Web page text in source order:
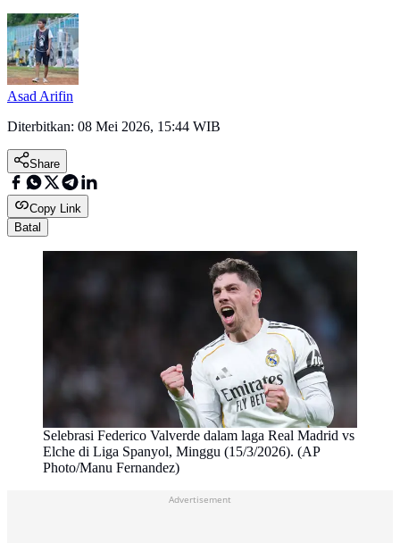
Asad Arifin
Diterbitkan: 08 Mei 2026, 15:44 WIB
Share
Copy Link
Batal
Selebrasi Federico Valverde dalam laga Real Madrid vs
Elche di Liga Spanyol, Minggu (15/3/2026). (AP
Photo/Manu Fernandez)
Advertisement